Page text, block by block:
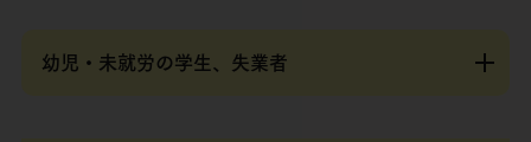
幼児・未就労の学生、失業者